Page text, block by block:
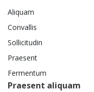
Aliquam
Convallis
Sollicitudin
Praesent
Fermentum
Praesent aliquam